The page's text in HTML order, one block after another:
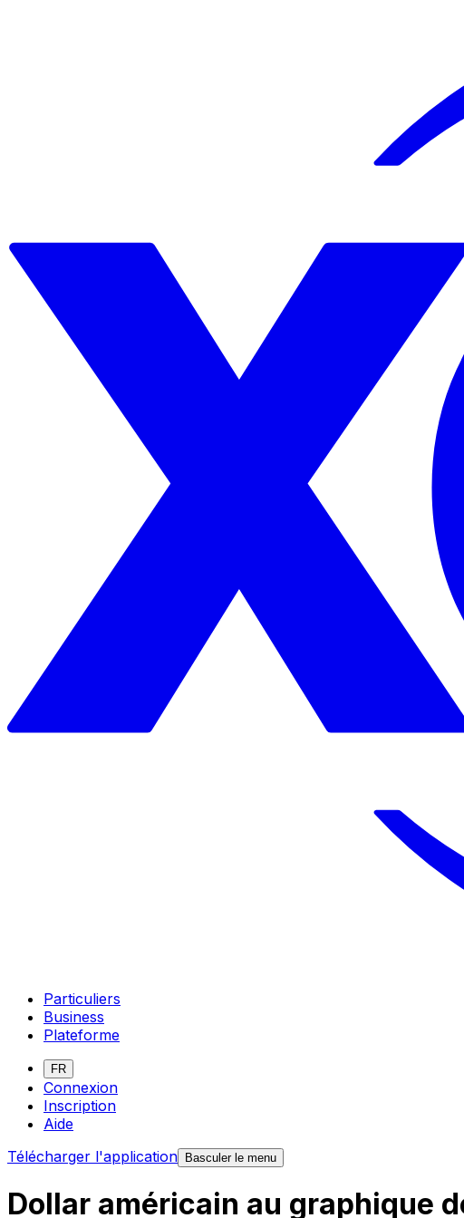
Particuliers
Business
Plateforme
FR
Connexion
Inscription
Aide
Télécharger l'application Basculer le menu
Dollar américain au graphique